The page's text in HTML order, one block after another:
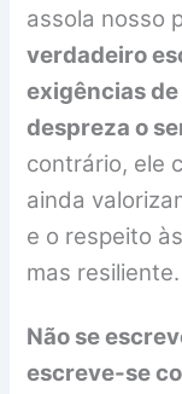
assola nosso
verdadeiro
exigências
despreza o
contrário, ele
ainda
e o respeito
mas resiliente.
Não se
escreve-se